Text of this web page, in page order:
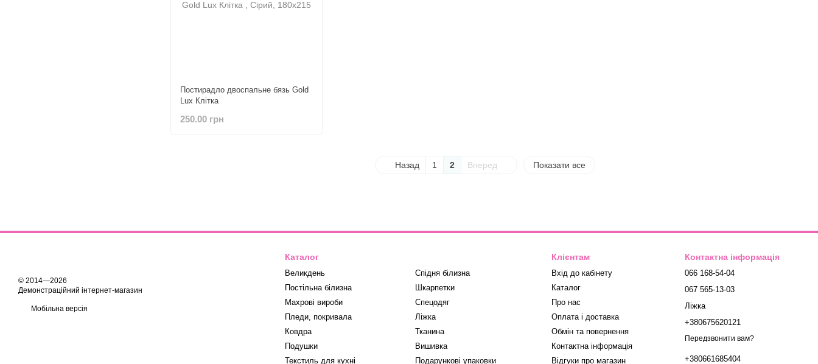
Постирадло двоспальне бязь Gold
Lux Клітка
250.00 грн
Назад 1 2 Вперед Показати все
© 2014—2026
Демонстраційний інтернет-магазин
Мобільна версія
Каталог
Великдень
Постільна білизна
Махрові вироби
Пледи, покривала
Ковдра
Подушки
Текстиль для кухні
Спідня білизна
Шкарпетки
Спецодяг
Ліжка
Тканина
Вишивка
Подарункові упаковки
Клієнтам
Вхід до кабінету
Каталог
Про нас
Оплата і доставка
Обмін та повернення
Контактна інформація
Відгуки про магазин
Контактна інформація
066 168-54-04
067 565-13-03
Ліжка
+380675620121
Передзвонити вам?
+380661685404